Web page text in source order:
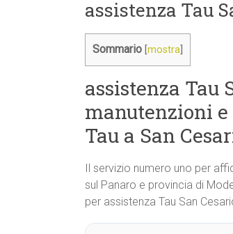
assistenza Tau
Sommario mostra
assistenza Tau
manutenzioni
Tau a San
Il servizio numero uno per
sul Panaro e provincia di
per assistenza Tau San